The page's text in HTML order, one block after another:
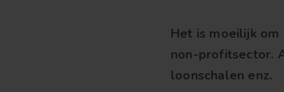
Het is moeilijk
non-profitsector.
loonschalen enz.